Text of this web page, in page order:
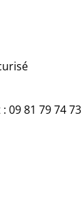
09 81 79 74 73